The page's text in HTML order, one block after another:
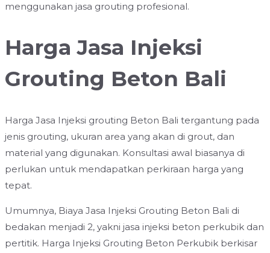
menggunakan jasa grouting profesional.
Harga Jasa Injeksi
Grouting Beton Bali
Harga Jasa Injeksi grouting Beton Bali tergantung pada
jenis grouting, ukuran area yang akan di grout, dan
material yang digunakan. Konsultasi awal biasanya di
perlukan untuk mendapatkan perkiraan harga yang
tepat.
Umumnya, Biaya Jasa Injeksi Grouting Beton Bali di
bedakan menjadi 2, yakni jasa injeksi beton perkubik dan
pertitik. Harga Injeksi Grouting Beton Perkubik berkisar